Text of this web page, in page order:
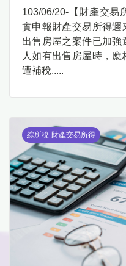
103/06/20-【財產交易
實申報財產交易所得邇
出售房屋之案件已加
人如有出售房屋時，
遭補稅.....
綜所稅-財產交易所得